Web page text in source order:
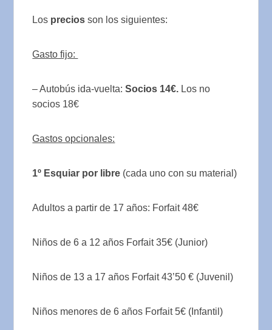
Los precios son los siguientes:
Gasto fijo:
– Autobús ida-vuelta:Socios 14€. Los no
socios 18€
Gastos opcionales:
1º Esquiar por libre (cada uno con su material)
Adultos a partir de 17 años: Forfait 48€
Niños de 6 a 12 años Forfait 35€ (Junior)
Niños de 13 a 17 años Forfait 43’50 € (Juvenil)
Niños menores de 6 años Forfait 5€ (Infantil)